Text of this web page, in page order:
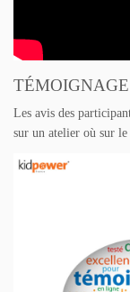
TÉMOIGNAGE
Les avis des
sur un atelier où sur